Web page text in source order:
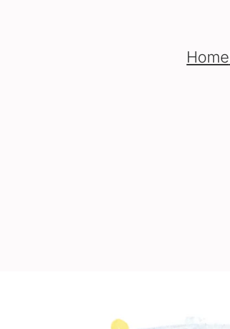
Home